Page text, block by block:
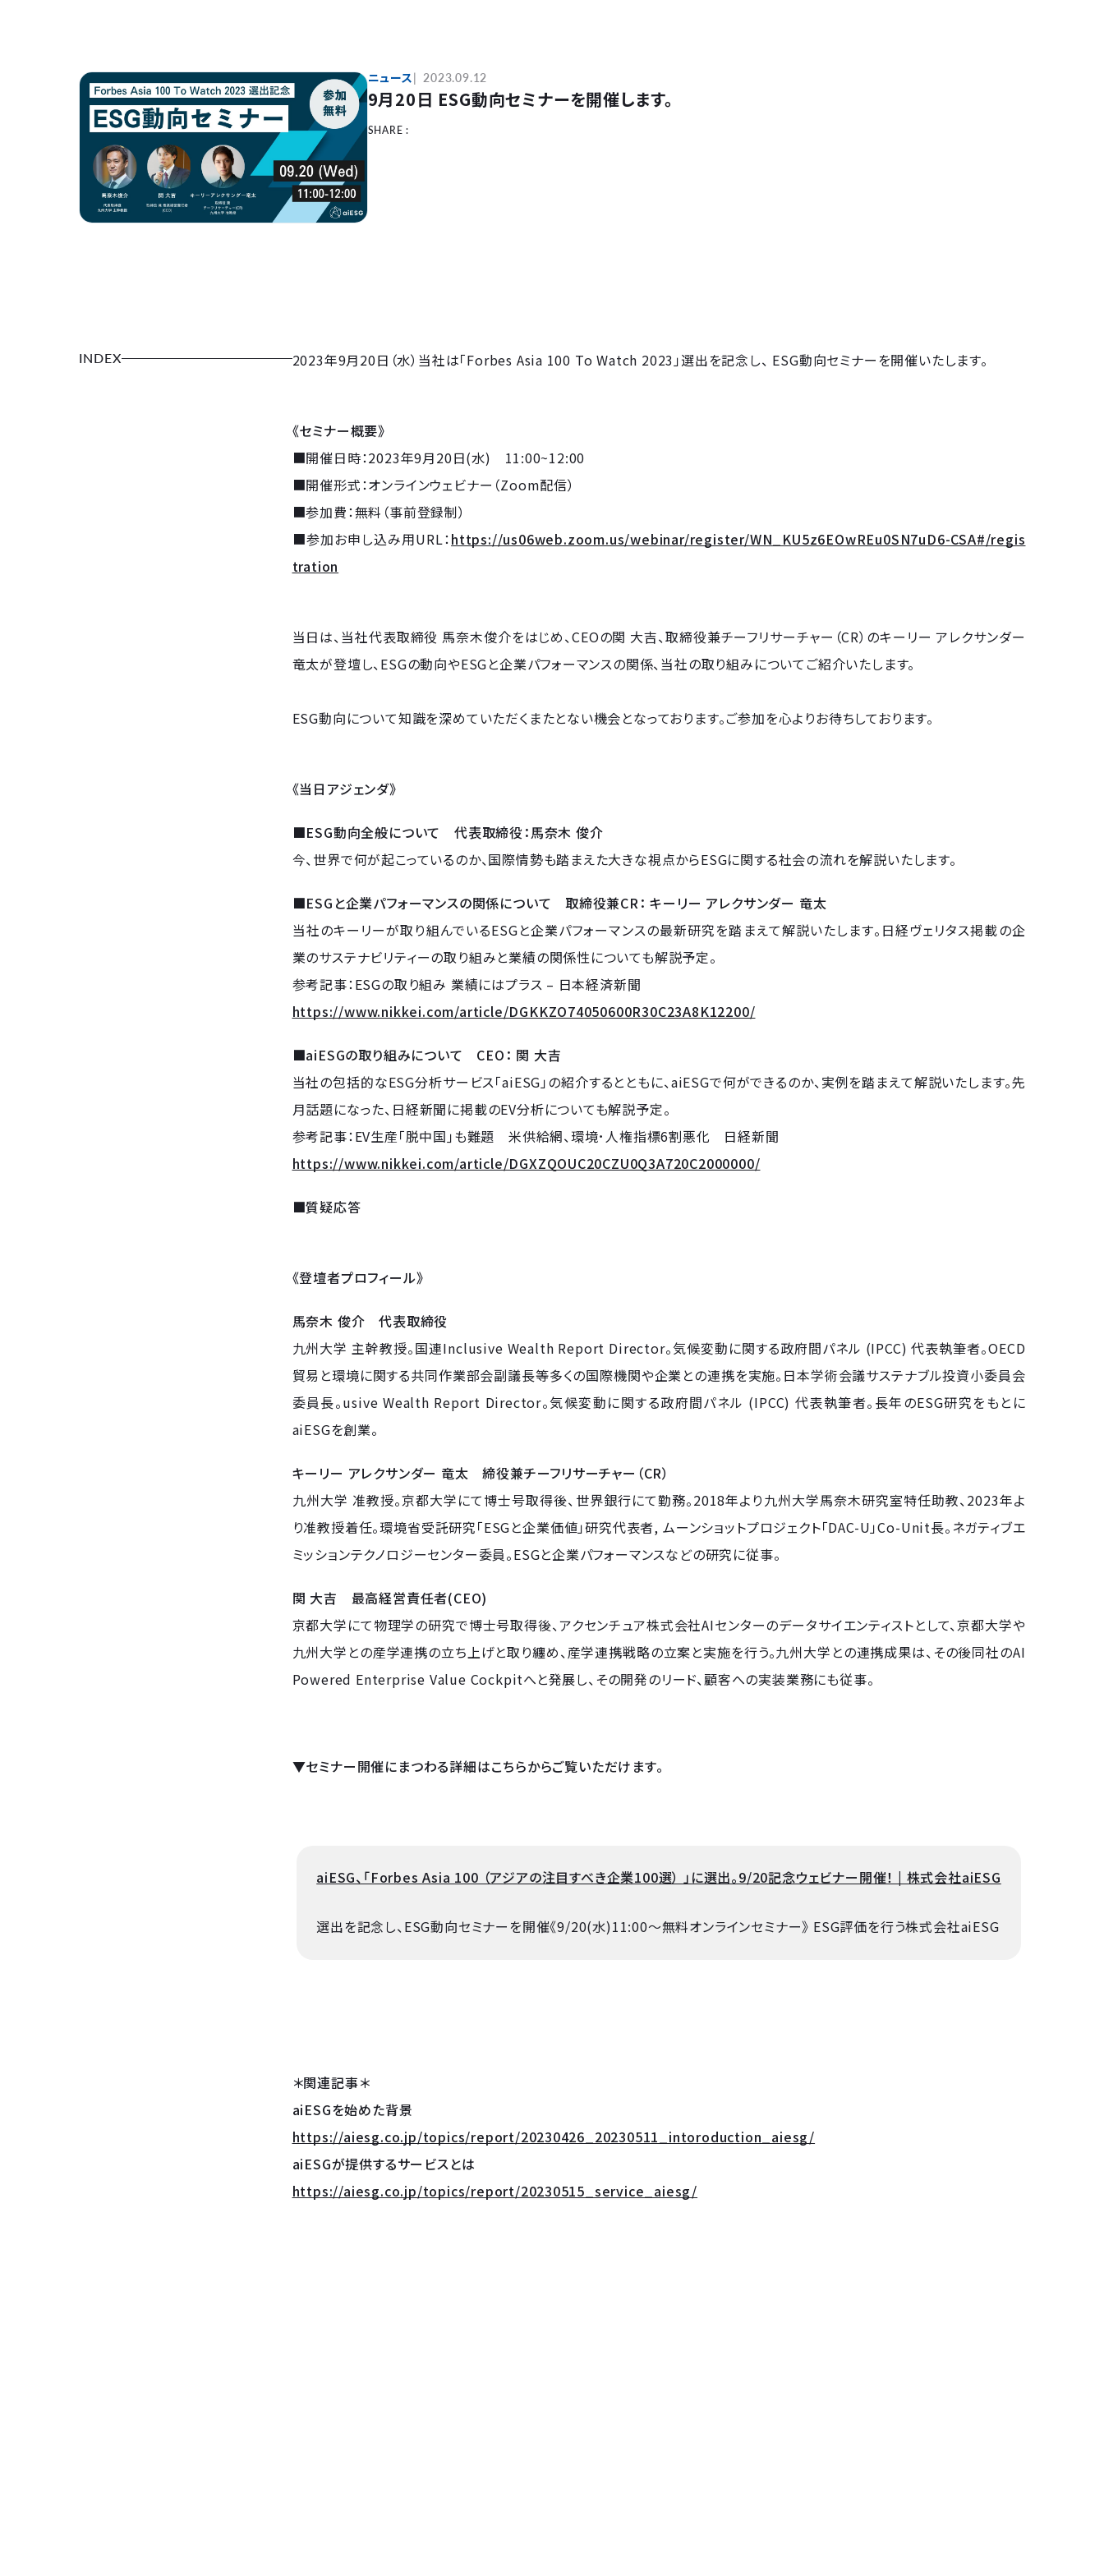
ニュース 2023.09.12
9月20日 ESG動向セミナーを開催します。
SHARE :
INDEX 2023年9月20日（水）当社は「Forbes Asia 100 To Watch 2023」選出を記念し、 ESG動向セミナーを開催いたします。
《セミナー概要》
■開催日時：2023年9月20日(水) 11:00~12:00
■開催形式：オンラインウェビナー（Zoom配信）
■参加費：無料（事前登録制）
■参加お申し込み用URL：https://us06web.zoom.us/webinar/register/WN_KU5z6EOwREu0SN7uD6-CSA#/regis
tration
当日は、当社代表取締役 馬奈木俊介をはじめ、CEOの関 大吉、取締役兼チーフリサーチャー（CR）のキーリー アレクサンダー
竜太が登壇し、ESGの動向やESGと企業パフォーマンスの関係、当社の取り組みについてご紹介いたします。
ESG動向について知識を深めていただくまたとない機会となっております。ご参加を心よりお待ちしております。
《当日アジェンダ》
■ESG動向全般について 代表取締役：馬奈木 俊介
今、世界で何が起こっているのか、国際情勢も踏まえた大きな視点からESGに関する社会の流れを解説いたします。
■ESGと企業パフォーマンスの関係について 取締役兼CR： キーリー アレクサンダー 竜太
当社のキーリーが取り組んでいるESGと企業パフォーマンスの最新研究を踏まえて解説いたします。日経ヴェリタス掲載の企
業のサステナビリティーの取り組みと業績の関係性についても解説予定。
参考記事：ESGの取り組み 業績にはプラス – 日本経済新聞
https://www.nikkei.com/article/DGKKZO74050600R30C23A8K12200/
■aiESGの取り組みについて CEO： 関 大吉
当社の包括的なESG分析サービス「aiESG」の紹介するとともに、aiESGで何ができるのか、実例を踏まえて解説いたします。先
月話題になった、日経新聞に掲載のEV分析についても解説予定。
参考記事：EV生産｢脱中国｣も難題 米供給網、環境･人権指標6割悪化 日経新聞
https://www.nikkei.com/article/DGXZQOUC20CZU0Q3A720C2000000/
■質疑応答
《登壇者プロフィール》
馬奈木 俊介 代表取締役
九州大学 主幹教授。国連Inclusive Wealth Report Director。気候変動に関する政府間パネル (IPCC) 代表執筆者。OECD
貿易と環境に関する共同作業部会副議長等多くの国際機関や企業との連携を実施。日本学術会議サステナブル投資小委員会
委員長。usive Wealth Report Director。気候変動に関する政府間パネル (IPCC) 代表執筆者。長年のESG研究をもとに
aiESGを創業。
キーリー アレクサンダー 竜太 締役兼チーフリサーチャー（CR）
九州大学 准教授。京都大学にて博士号取得後、世界銀行にて勤務。2018年より九州大学馬奈木研究室特任助教、2023年よ
り准教授着任。環境省受託研究「ESGと企業価値」研究代表者, ムーンショットプロジェクト「DAC-U」Co-Unit長。ネガティブエ
ミッションテクノロジーセンター委員。ESGと企業パフォーマンスなどの研究に従事。
関 大吉 最高経営責任者(CEO)
京都大学にて物理学の研究で博士号取得後、アクセンチュア株式会社AIセンターのデータサイエンティストとして、京都大学や
九州大学との産学連携の立ち上げと取り纏め、産学連携戦略の立案と実施を行う。九州大学との連携成果は、その後同社のAI
Powered Enterprise Value Cockpitへと発展し、その開発のリード、顧客への実装業務にも従事。
▼セミナー開催にまつわる詳細はこちらからご覧いただけます。